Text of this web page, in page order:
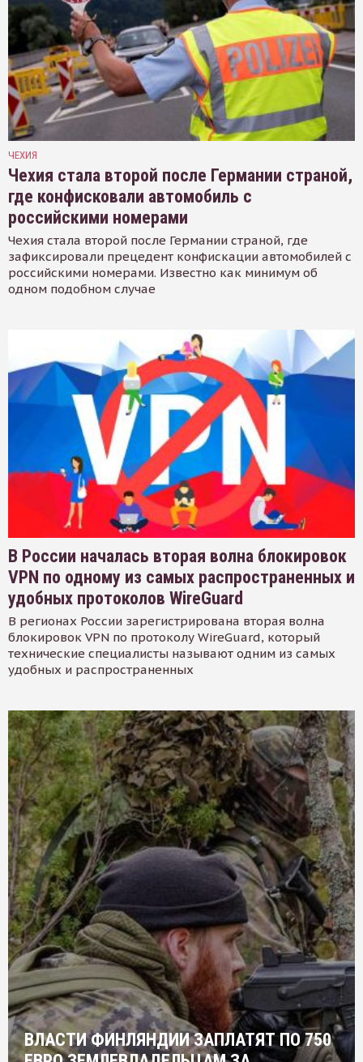
ЧЕХИЯ
Чехия стала второй после Германии страной,
где конфисковали автомобиль с
российскими номерами
Чехия стала второй после Германии страной, где
зафиксировали прецедент конфискации автомобилей с
российскими номерами. Известно как минимум об
одном подобном случае
В России началась вторая волна блокировок
VPN по одному из самых распространенных и
удобных протоколов WireGuard
В регионах России зарегистрирована вторая волна
блокировок VPN по протоколу WireGuard, который
технические специалисты называют одним из самых
удобных и распространенных
ВЛАСТИ ФИНЛЯНДИИ ЗАПЛАТЯТ ПО 750